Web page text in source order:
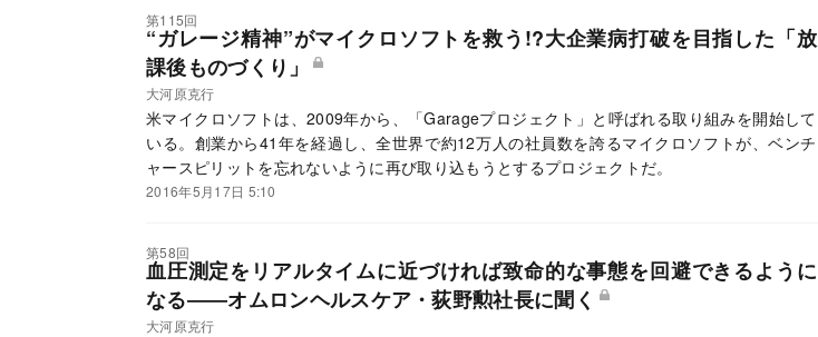
第115回
“ガレージ精神”がマイクロソフトを救う!?大企業病打破を目指した「放
課後ものづくり」
大河原克行
米マイクロソフトは、2009年から、「Garageプロジェクト」と呼ばれる取り組みを開始して
いる。創業から41年を経過し、全世界で約12万人の社員数を誇るマイクロソフトが、ベンチ
ャースピリットを忘れないように再び取り込もうとするプロジェクトだ。
2016年5月17日 5:10
第58回
血圧測定をリアルタイムに近づければ致命的な事態を回避できるように
なる――オムロンヘルスケア・荻野勲社長に聞く
大河原克行